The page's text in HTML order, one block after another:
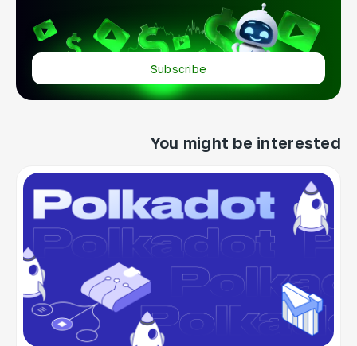
Subscribe
You might be interested